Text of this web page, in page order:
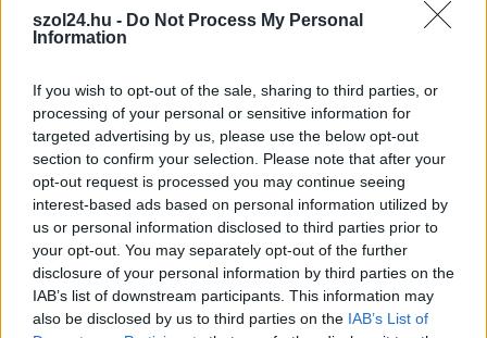
szol24.hu - Do Not Process My Personal
Information
If you wish to opt-out of the sale, sharing to third parties, or
processing of your personal or sensitive information for
targeted advertising by us, please use the below opt-out
section to confirm your selection. Please note that after your
opt-out request is processed you may continue seeing
interest-based ads based on personal information utilized by
us or personal information disclosed to third parties prior to
your opt-out. You may separately opt-out of the further
disclosure of your personal information by third parties on the
IAB’s list of downstream participants. This information may
also be disclosed by us to third parties on the IAB’s List of
telephelyek listája, az új…
JNSZ megyei hírek Jász-Nagykun-Szolnok,mentő,omsz,Szolnok
ügyeleti rend
Vascsővel ütötték, hogy elvegyék a telefonját és
az autóját Jászjákóhalmán
2022.07.11. Gáll Tódor
Egy tarnaörsi lakos tett
bejelentést a